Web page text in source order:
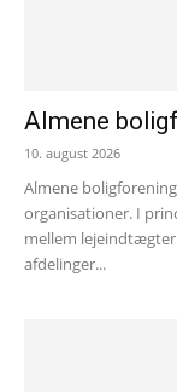
Almene
10. august 2026
Almene
organisationer. I
mellem
afdelinger...